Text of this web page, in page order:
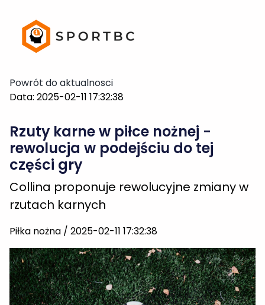
Powrót do aktualnosci
Data: 2025-02-11 17:32:38
Rzuty karne w piłce nożnej -
rewolucja w podejściu do tej
części gry
Collina proponuje rewolucyjne zmiany w
rzutach karnych
Piłka nożna / 2025-02-11 17:32:38